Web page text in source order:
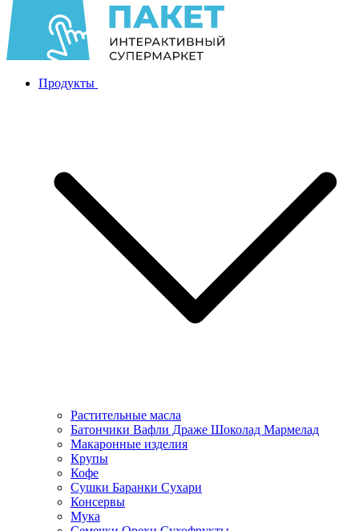
Продукты
Растительные масла
Батончики Вафли Драже Шоколад Мармелад
Макаронные изделия
Крупы
Кофе
Сушки Баранки Сухари
Консервы
Мука